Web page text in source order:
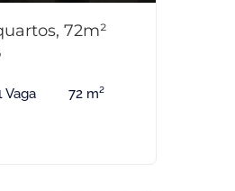
72m²
Vaga 72 m²